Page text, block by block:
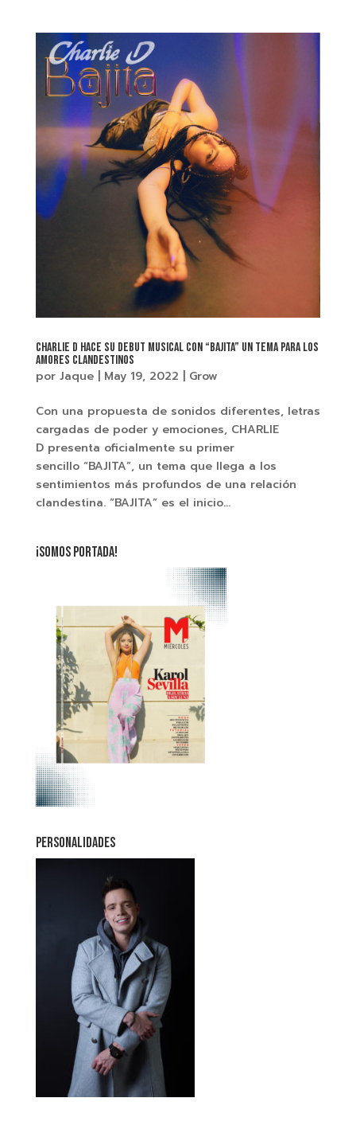
CHARLIE D HACE SU DEBUT MUSICAL CON “BAJITA” UN TEMA PARA LOS
AMORES CLANDESTINOS
por Jaque| May 19, 2022 Grow
Con una propuesta de sonidos diferentes, letras
cargadas de poder y emociones, CHARLIE
D presenta oficialmente su primer
sencillo “BAJITA”, un tema que llega a los
sentimientos más profundos de una relación
clandestina. “BAJITA” es el inicio...
¡SOMOS PORTADA!
PERSONALIDADES